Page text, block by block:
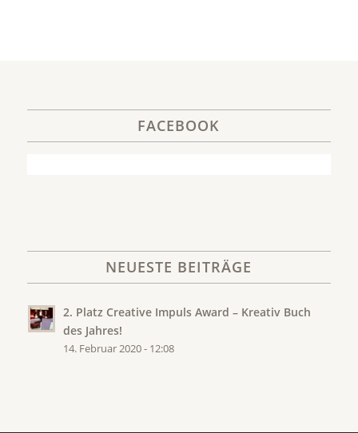
FACEBOOK
NEUESTE BEITRÄGE
2. Platz Creative Impuls Award – Kreativ Buch
des Jahres!
14. Februar 2020 - 12:08